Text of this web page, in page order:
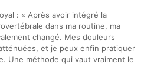
: « Après avoir intégré la
dans ma routine, ma
changé. Mes douleurs
et je peux enfin pratiquer
Une méthode qui vaut vraiment le